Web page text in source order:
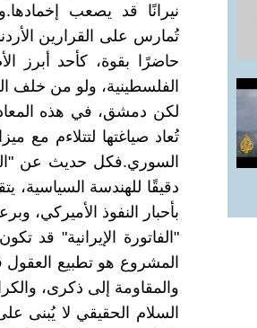
نيرانًا قد يصعب
تُمارس على القرارين
حاضرًا بقوة، كأحد أبرز
الفلسطينية، ولو من خلف
لكن دمشق، في هذه
تُعاد صياغتها لتتلاءم مع
السوري.فكل حديث عن
دقيقًا للهندسة السياسية،
بأحبار النفوذ الأميركي،
"الفاتورة الإيرانية" قد
المشروع هو تطبيع
والمقاومة إلى ذكرى،
السلام الحقيقي لا يُبنى